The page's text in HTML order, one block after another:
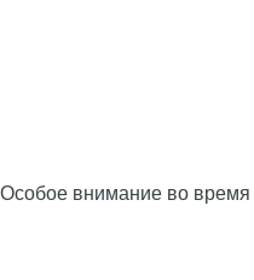
Особое внимание во